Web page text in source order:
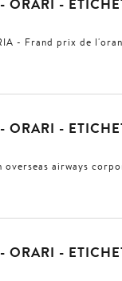
ORARI -
- Frand prix de
ORARI -
overseas airways
ORARI -